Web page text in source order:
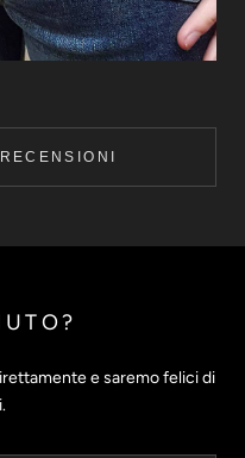
e saremo felici di